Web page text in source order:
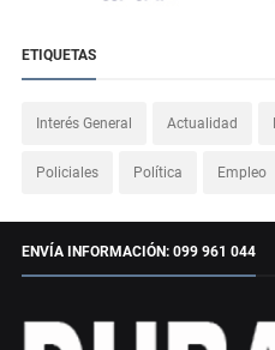
ETIQUETAS
Interés General Actualidad
Policiales Política Empleo
ENVÍA INFORMACIÓN: 099 961 044